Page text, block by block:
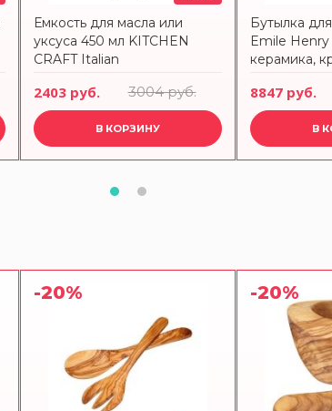
Емкость для масла или
уксуса 450 мл KITCHEN
CRAFT Italian
2403 руб. 3004 руб.
В КОРЗИНУ
Бутылка
Emile
керамика,
8847 руб.
В
-20% -20%